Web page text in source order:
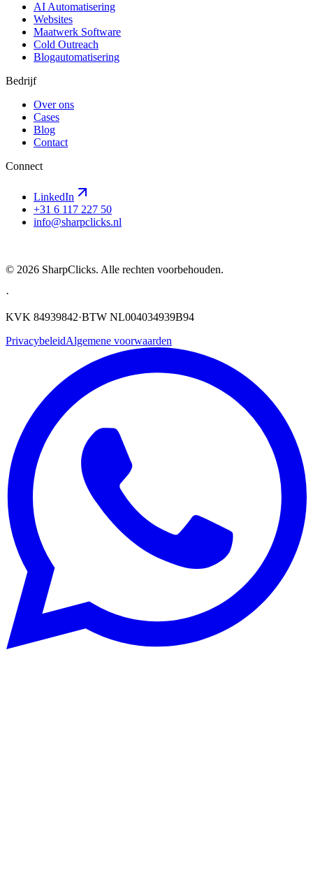
AI Automatisering
Websites
Maatwerk Software
Cold Outreach
Blogautomatisering
Bedrijf
Over ons
Cases
Blog
Contact
Connect
LinkedIn
+31 6 117 227 50
info@sharpclicks.nl
© 2026 SharpClicks. Alle rechten voorbehouden.
·
KVK 84939842·BTW NL004034939B94
PrivacybeleidAlgemene voorwaarden